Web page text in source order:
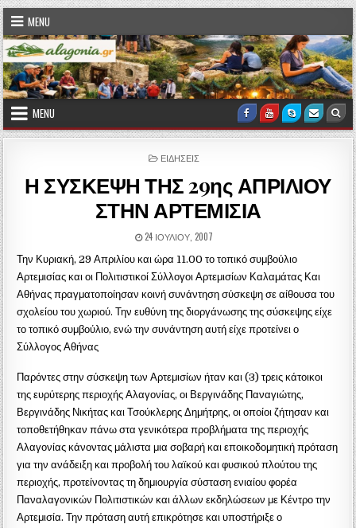
Skip to content
MENU
MENU Facebook
Youtube
SkypeEmail
POSTED IN
ΕΙΔΗΣΕΙΣ
Η ΣΥΣΚΕΨΗ ΤΗΣ 29ης ΑΠΡΙΛΙΟΥ
ΣΤΗΝ ΑΡΤΕΜΙΣΙΑ
PUBLISHED DATE:
24 ΙΟΥΛΊΟΥ, 2007
Την Κυριακή, 29 Απριλίου και ώρα 11.00 το τοπικό συμβούλιο
Αρτεμισίας και οι Πολιτιστικοί Σύλλογοι Αρτεμισίων Καλαμάτας Και
Αθήνας πραγματοποίησαν κοινή συνάντηση σύσκεψη σε αίθουσα του
σχολείου του χωριού. Την ευθύνη της διοργάνωσης της σύσκεψης είχε
το τοπικό συμβούλιο, ενώ την συνάντηση αυτή είχε προτείνει ο
Σύλλογος Αθήνας
Παρόντες στην σύσκεψη των Αρτεμισίων ήταν και (3) τρεις κάτοικοι
της ευρύτερης περιοχής Αλαγονίας, οι Βεργινάδης Παναγιώτης,
Βεργινάδης Νικήτας και Τσούκλερης Δημήτρης, οι οποίοι ζήτησαν και
τοποθετήθηκαν πάνω στα γενικότερα προβλήματα της περιοχής
Αλαγονίας κάνοντας μάλιστα μια σοβαρή και εποικοδομητική πρόταση
για την ανάδειξη και προβολή του λαϊκού και φυσικού πλούτου της
περιοχής, προτείνοντας τη δημιουργία σύσταση ενιαίου φορέα
Παναλαγονικών Πολιτιστικών και άλλων εκδηλώσεων με Κέντρο την
Αρτεμισία. Την πρόταση αυτή επικρότησε και υποστήριξε ο